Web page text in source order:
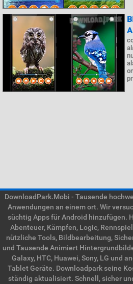
DownloadPark.Mobi - Tausende
Anwendungen an einem ort. Wir
süchtig Apps für Android hinzufügen.
Abenteuer, Kämpfen, Logic,
nützliche Tools, Bildbearbeitung,
und Tausende Animiert
Galaxy, HTC, Huawei, Sony, LG und
Tablet Geräte. Downloadpark seine
ständig aktualisiert. Schnell, sicher